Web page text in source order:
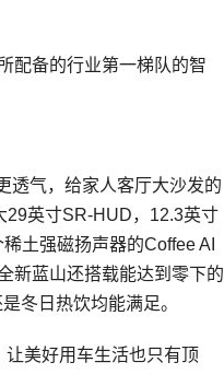
配备的行业第一梯队的智
透气，给家人客厅大沙发的
29英寸SR-HUD，12.3英寸
土强磁扬声器的Coffee AI
新蓝山还搭载能达到零下的
冬日热饮均能满足。
美好用车生活也只有顶